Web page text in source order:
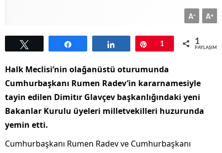
A+
A-
Paylaş Pin1 1
Halk Meclisi’nin olağanüstü oturumunda
Cumhurbaşkanı Rumen Radev’in kararnamesiyle
tayin edilen Dimitır Glavçev başkanlığındaki yeni
Bakanlar Kurulu üyeleri milletvekilleri huzurunda
yemin etti.
Cumhurbaşkanı Rumen Radev ve Cumhurbaşkanı